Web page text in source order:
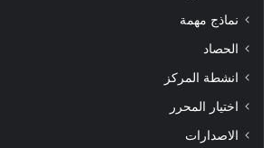
نماذج مهمة
الحصاد
انشطة المركز
اختيار المحرر
الاصدارات